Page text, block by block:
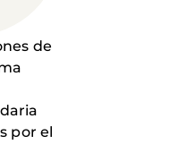
de
por el